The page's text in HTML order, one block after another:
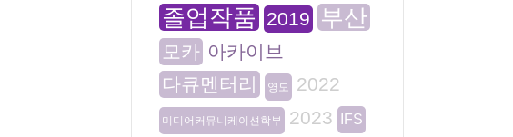
졸업작품 2019 부산
모카 아카이브
다큐멘터리
영도 2022
미디어커뮤니케이션학부 2023 IFS